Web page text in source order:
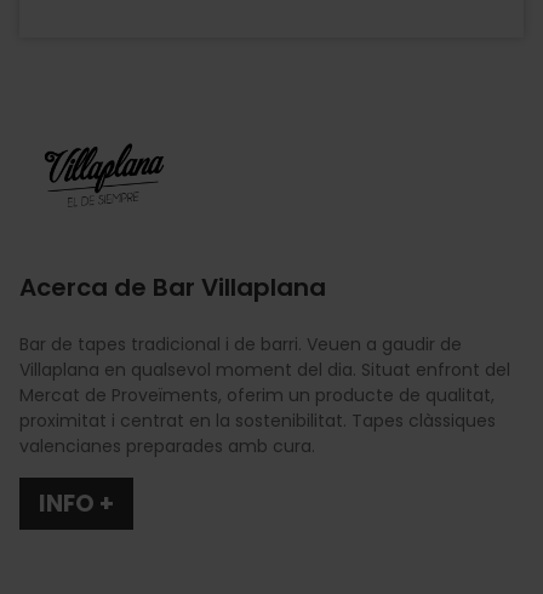
Acerca de Bar Villaplana
Bar de tapes tradicional i de barri. Veuen a gaudir de
Villaplana en qualsevol moment del dia. Situat enfront del
Mercat de Proveïments, oferim un producte de qualitat,
proximitat i centrat en la sostenibilitat. Tapes clàssiques
valencianes preparades amb cura.
INFO +